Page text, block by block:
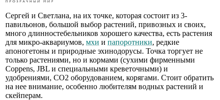
Сергей и Светлана, на их точке, которая состоит из 3-
павильонов, большой выбор растений, привозных и своих,
много длинностебельников хорошего качества, есть растения
для микро-аквариумов, мхи и папоротники, редкие
апоногетоны и природные эхинодорусы. Точка торгует не
только растениями, но и кормами (сухими фирменными
Coppens, JBL и специальными креветочными) и
удобрениями, СО2 оборудованием, корягами. Стоит обратить
на нее внимание, особенно любителям водных растений и
скейперам.